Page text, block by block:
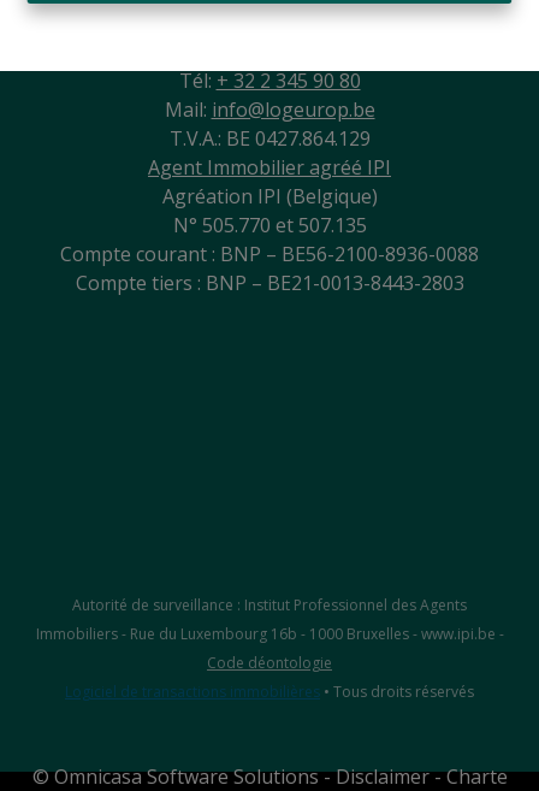
Sint-Jansbergdreef 2
Tél: + 32 2 345 90 80
Mail: info@logeurop.be
T.V.A.: BE 0427.864.129
Agent Immobilier agréé IPI
Agréation IPI (Belgique)
N° 505.770 et 507.135
Compte courant : BNP – BE56-2100-8936-0088
Compte tiers : BNP – BE21-0013-8443-2803
Autorité de surveillance : Institut Professionnel des Agents
Immobiliers - Rue du Luxembourg 16b - 1000 Bruxelles - www.ipi.be -
Code déontologie
Logiciel de transactions immobilières • Tous droits réservés
©Omnicasa Software Solutions-Disclaimer-Charte